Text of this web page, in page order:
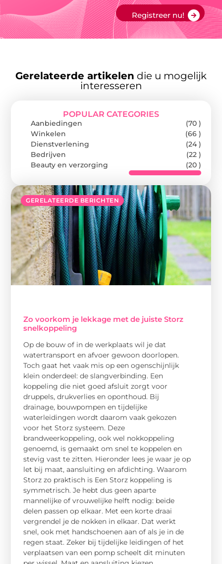
Registreer nu!
Gerelateerde artikelen die u mogelijk
interesseren
GERELATEERDE BERICHTEN
Zo voorkom je lekkage met de juiste Storz
snelkoppeling
Op de bouw of in de werkplaats wil je dat
watertransport en afvoer gewoon doorlopen.
Toch gaat het vaak mis op een ogenschijnlijk
klein onderdeel: de slangverbinding. Een
koppeling die niet goed afsluit zorgt voor
druppels, drukverlies en oponthoud. Bij
drainage, bouwpompen en tijdelijke
waterleidingen wordt daarom vaak gekozen
voor het Storz systeem. Deze
brandweerkoppeling, ook wel nokkoppeling
genoemd, is gemaakt om snel te koppelen en
stevig vast te zitten. Hieronder lees je waar je op
let bij maat, aansluiting en afdichting. Waarom
Storz zo praktisch is Een Storz koppeling is
symmetrisch. Je hebt dus geen aparte
mannelijke of vrouwelijke helft nodig: beide
delen passen op elkaar. Met een korte draai
vergrendel je de nokken in elkaar. Dat werkt
snel, ook met handschoenen aan of als je in de
regen staat. Zeker bij tijdelijke leidingen of het
verplaatsen van een pomp scheelt dit minuten
POPULAR CATEGORIES
Aanbiedingen
(70 )
Winkelen
(66 )
Dienstverlening
(24 )
Bedrijven
(22 )
Beauty en verzorging
(20 )